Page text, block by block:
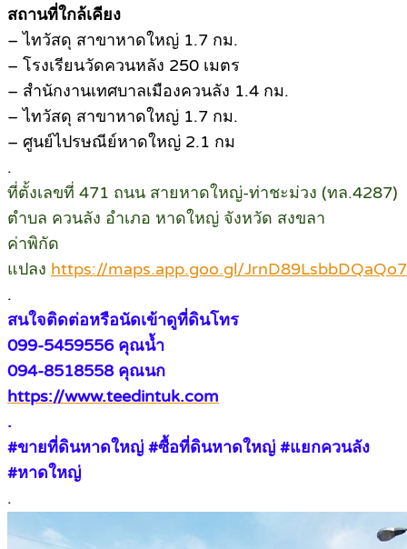
สถานที่ใกล้เคียง
– ไทวัสดุ สาขาหาดใหญ่ 1.7 กม.
– โรงเรียนวัดควนหลัง 250 เมตร
– สำนักงานเทศบาลเมืองควนลัง 1.4 กม.
– ไทวัสดุ สาขาหาดใหญ่ 1.7 กม.
– ศูนย์ไปรษณีย์หาดใหญ่ 2.1 กม
.
ที่ตั้งเลขที่ 471 ถนน สายหาดใหญ่-ท่าชะม่วง (ทล.4287)
ตำบล ควนลัง อำเภอ หาดใหญ่ จังหวัด สงขลา
ค่าพิกัด
แปลง https://maps.app.goo.gl/
.
สนใจติดต่อหรือนัดเข้าดูที่ดินโทร
099-5459556 คุณน้ำ
094-8518558 คุณนก
https://www.teedintuk.com
.
#ขายที่ดินหาดใหญ่ #ซื้อที่ดินหาดใหญ่ #แยกควนลัง
#หาดใหญ่
.